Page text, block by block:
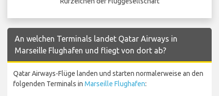
An welchen Terminals landet Qatar Airways in
Marseille Flughafen und fliegt von dort ab?
Qatar Airways-Flüge landen und starten normalerweise an den
folgenden Terminals in Marseille Flughafen: